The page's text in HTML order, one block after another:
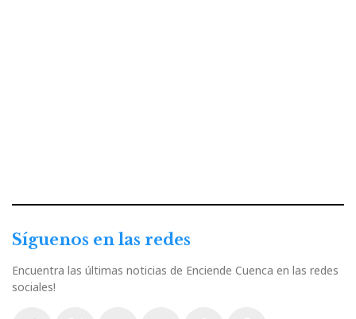
Síguenos en las redes
Encuentra las últimas noticias de Enciende Cuenca en las redes
sociales!